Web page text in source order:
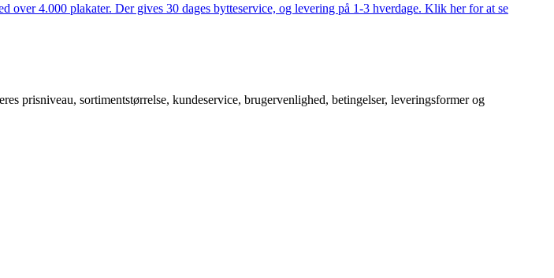
over 4.000 plakater. Der gives 30 dages bytteservice, og levering på 1-3 hverdage. Klik her for at se
prisniveau, sortimentstørrelse, kundeservice, brugervenlighed, betingelser, leveringsformer og